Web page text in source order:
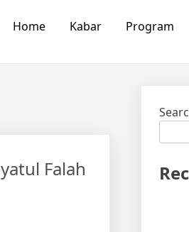
Home Kabar Program
Falah